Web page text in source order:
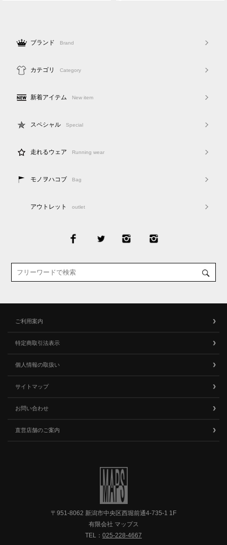
ブランド Brand
カテゴリ Category
新着アイテム New item
スペシャル Special
走れるウェア Running wear
モノヲハコブ Bag
アウトレット outlet
ご利用案内
特定商取引法表示
個人情報の取扱い
サイトマップ
お問い合わせ
直営店舗のご案内
〒951-8062 新潟市中央区西堀前通4-735-1 1F
有限会社 マップス
TEL： 025-228-4667